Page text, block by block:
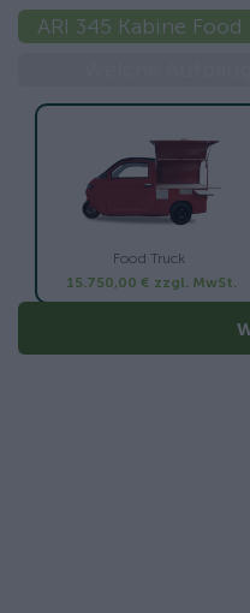
ARI 345 Kabine
Food Truck
15.750,00 € zzgl. MwSt.